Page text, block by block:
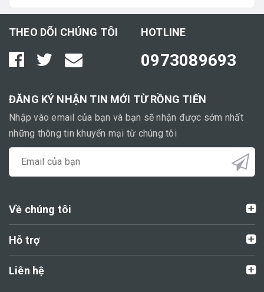
THEO DÕI CHÚNG TÔI HOTLINE
0973089693
ĐĂNG KÝ NHẬN TIN MỚI TỪ RỒNG TIẾN
Nhập vào email của bạn và bạn sẽ nhận được sớm nhất
những thông tin khuyến mại từ chúng tôi
Về chúng tôi
Hỗ trợ
Liên hệ